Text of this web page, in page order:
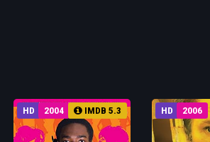
HD 2004 IMDB 5.3 HD 2006